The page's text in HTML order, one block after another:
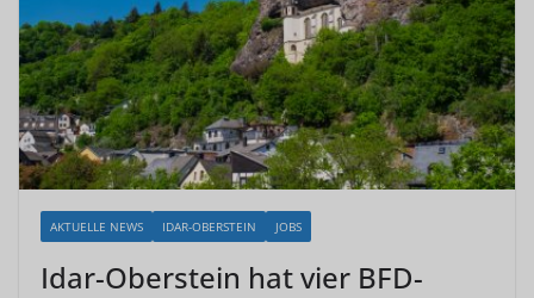
AKTUELLE NEWS IDAR-OBERSTEIN JOBS
Idar-Oberstein hat vier BFD-